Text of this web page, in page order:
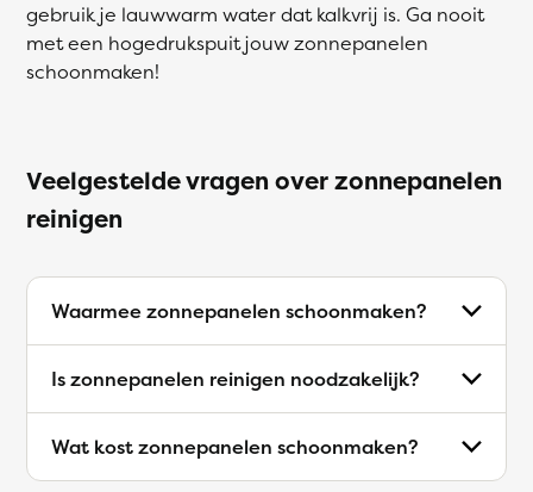
gebruik je lauwwarm water dat kalkvrij is. Ga nooit
met een hogedrukspuit jouw zonnepanelen
schoonmaken!
Veelgestelde vragen over zonnepanelen
reinigen
Waarmee zonnepanelen schoonmaken?
Is zonnepanelen reinigen noodzakelijk?
Wat kost zonnepanelen schoonmaken?